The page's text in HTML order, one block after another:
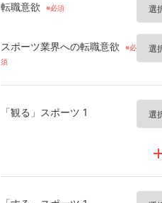
転職意欲
スポーツ業界への転職意欲
「観る」スポーツ 1